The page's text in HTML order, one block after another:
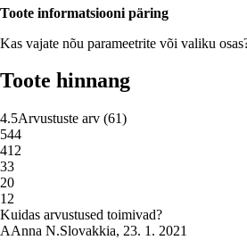
Toote informatsiooni päring
Kas vajate nõu parameetrite või valiku
Toote hinnang
4.5Arvustuste arv (61)
544
412
33
20
1 2
Kuidas arvustused toimivad?
AAnna N.Slovakkia, 23. 1. 2021